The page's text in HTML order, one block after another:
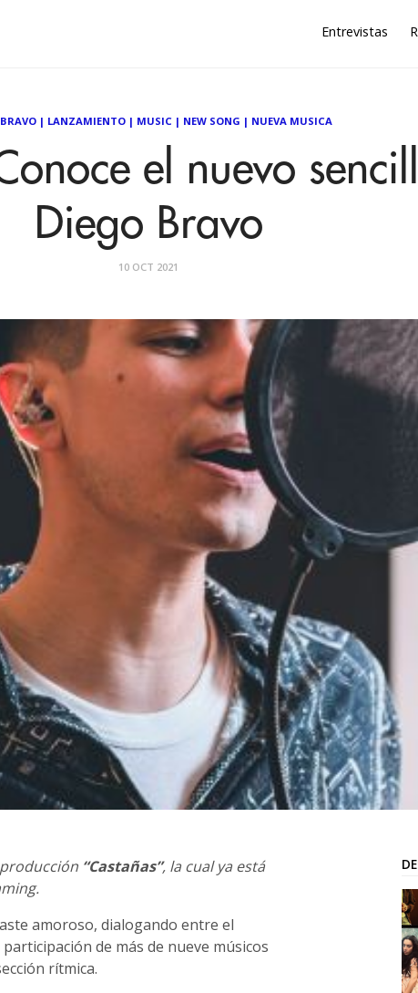
Entrevistas
| LANZAMIENTO | MUSIC | NEW SONG | NUEVA MUSICA
el nuevo
Diego Bravo
10 OCT 2021
“Castañas”, la cual ya está
amoroso, dialogando entre el
de más de nueve músicos
rítmica.